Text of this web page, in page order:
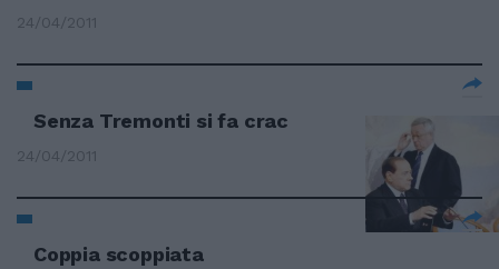
24/04/2011
Senza Tremonti si fa crac
24/04/2011
Coppia scoppiata